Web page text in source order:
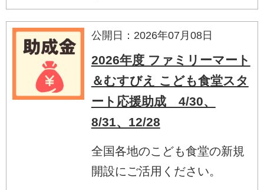
公開日：2026年07月08日
2026年度 ファミリーマート
＆むすびえ こども食堂スタ
ート応援助成 4/30、
8/31、12/28
全国各地のこども食堂の新規
開設にご活用ください。